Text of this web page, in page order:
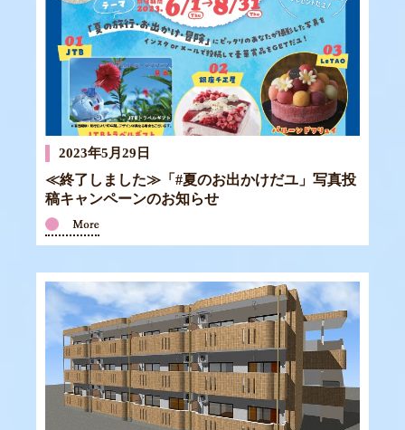
2023年5月29日
≪終了しました≫「#夏のお出かけだユ」写真投
稿キャンペーンのお知らせ